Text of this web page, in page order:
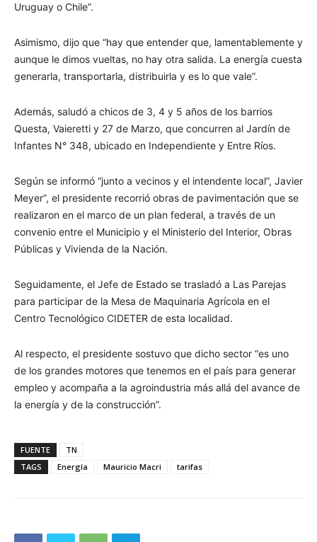
Uruguay o Chile”.
Asimismo, dijo que “hay que entender que, lamentablemente y
aunque le dimos vueltas, no hay otra salida. La energía cuesta
generarla, transportarla, distribuirla y es lo que vale”.
Además, saludó a chicos de 3, 4 y 5 años de los barrios
Questa, Vaieretti y 27 de Marzo, que concurren al Jardín de
Infantes N° 348, ubicado en Independiente y Entre Ríos.
Según se informó “junto a vecinos y el intendente local”, Javier
Meyer”, el presidente recorrió obras de pavimentación que se
realizaron en el marco de un plan federal, a través de un
convenio entre el Municipio y el Ministerio del Interior, Obras
Públicas y Vivienda de la Nación.
Seguidamente, el Jefe de Estado se trasladó a Las Parejas
para participar de la Mesa de Maquinaria Agrícola en el
Centro Tecnológico CIDETER de esta localidad.
Al respecto, el presidente sostuvo que dicho sector “es uno
de los grandes motores que tenemos en el país para generar
empleo y acompaña a la agroindustria más allá del avance de
la energía y de la construcción”.
FUENTE
TN
TAGS
Energía Mauricio Macri tarifas